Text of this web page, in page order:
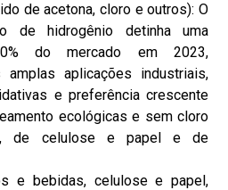
de acetona, cloro e outros): O
de hidrogênio detinha uma
do mercado em 2023,
aplicações industriais,
e preferência crescente
ecológicas e sem cloro
de celulose e papel e de
e bebidas, celulose e papel,